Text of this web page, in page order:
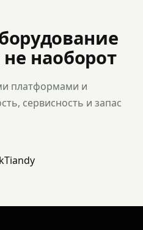
наоборот
платформами и
сервисность и запас
Tiandy